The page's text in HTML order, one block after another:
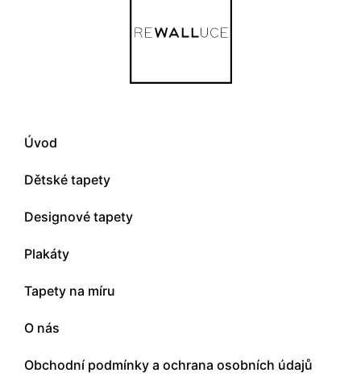
Úvod
Dětské tapety
Designové tapety
Plakáty
Tapety na míru
O nás
Obchodní podmínky a ochrana osobních údajů